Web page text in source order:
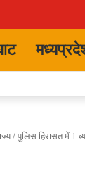
/ पुलिस हिरासत में 1